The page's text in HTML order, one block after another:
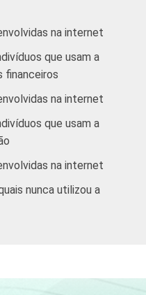
ou mais
B
DE
na internet
que usam a
financeiros
na internet
que usam a
na internet
nunca utilizou a